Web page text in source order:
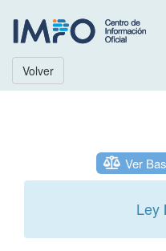
Volver
Ver
Ley